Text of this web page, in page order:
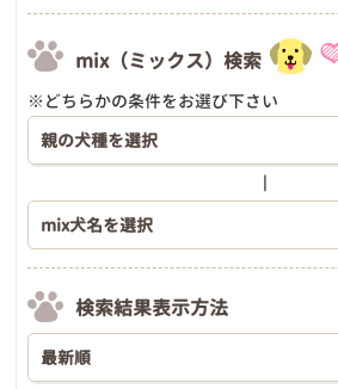
mix（ミックス）検索
※どちらかの条件をお選び下さい
検索結果表示方法